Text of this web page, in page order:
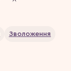
Зволоження